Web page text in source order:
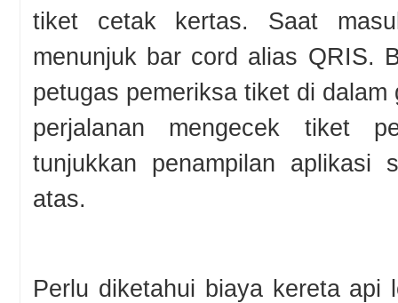
tiket cetak kertas. Saat
menunjuk bar cord alias QRIS.
petugas pemeriksa tiket di dalam
perjalanan mengecek tiket
tunjukkan penampilan aplikasi
atas.
Perlu diketahui biaya kereta api